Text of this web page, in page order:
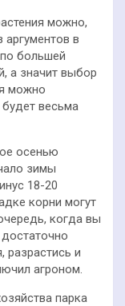
можно,
аргументов в
большей
а значит выбор
можно
весьма
осенью
зимы
18-20
корни могут
когда вы
разрастись и
агроном.
парка